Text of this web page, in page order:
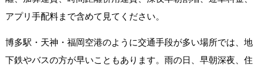
アプリ手配料まで含めて見てください。
博多駅・天神・福岡空港のように交通手段が多い場所では、地
下鉄やバスの方が早いこともあります。雨の日、早朝深夜、住